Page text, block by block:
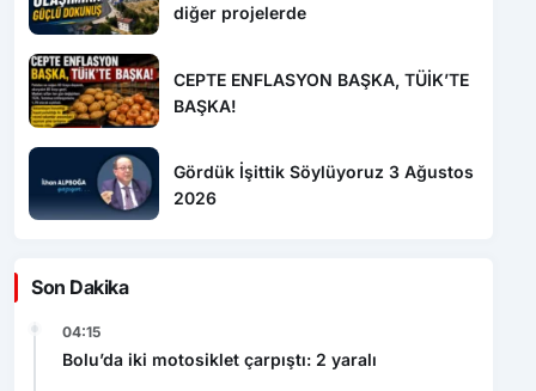
diğer projelerde
CEPTE ENFLASYON BAŞKA, TÜİK’TE
BAŞKA!
Gördük İşittik Söylüyoruz 3 Ağustos
2026
Son Dakika
04:15
Bolu’da iki motosiklet çarpıştı: 2 yaralı